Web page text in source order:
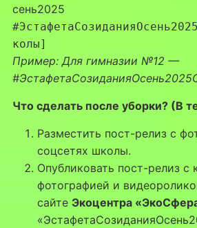
сень2025
колы]
Пример: Для гимназии №12 —
Что сделать после уборки? (В
Разместить пост-релиз с
соцсетях школы.
Опубликовать пост-релиз с
фотографией и
сайте Экоцентра